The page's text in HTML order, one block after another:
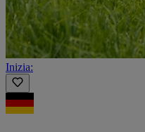
Inizia: